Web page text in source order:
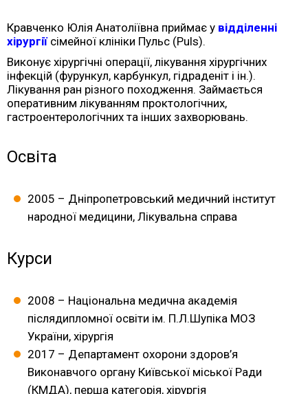
Кравченко Юлія Анатоліївна приймає у відділенні
хірургіїсімейної клініки Пульс (Puls).
Виконує хірургічні операції, лікування хірургічних
інфекцій (фурункул, карбункул, гідраденіт і ін.).
Лікування ран різного походження. Займається
оперативним лікуванням проктологічних,
гастроентерологічних та інших захворювань.
Освіта
2005 – Дніпропетровський медичний інститут
народної медицини, Лікувальна справа
Курси
2008 – Національна медична академія
післядипломної освіти ім. П.Л.Шупіка МОЗ
України, хірургія
2017 – Департамент охорони здоров’я
Виконавчого органу Київської міської Ради
(КМДА), перша категорія, хірургія